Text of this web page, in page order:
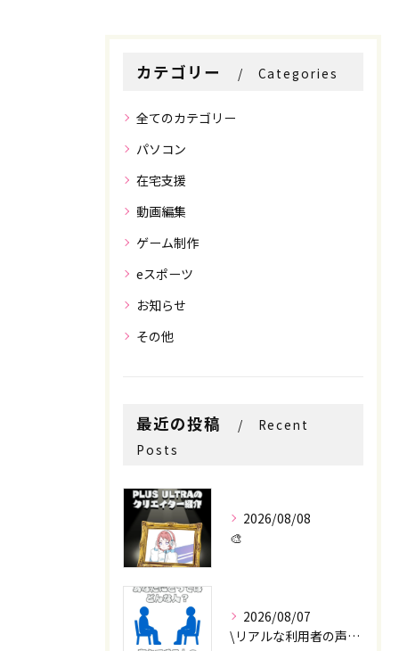
カテゴリー Categories
全てのカテゴリー
パソコン
在宅支援
動画編集
ゲーム制作
eスポーツ
お知らせ
その他
最近の投稿
Recent
Posts
2026/08/08
🎨
2026/08/07
\リアルな利用者の声📣/
お問い合わせはこちら
お問い合わせはこちら